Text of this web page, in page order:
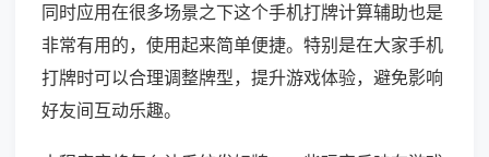
同时应用在很多场景之下这个手机打牌计算辅助也是
非常有用的，使用起来简单便捷。特别是在大家手机
打牌时可以合理调整牌型，提升游戏体验，避免影响
好友间互动乐趣。